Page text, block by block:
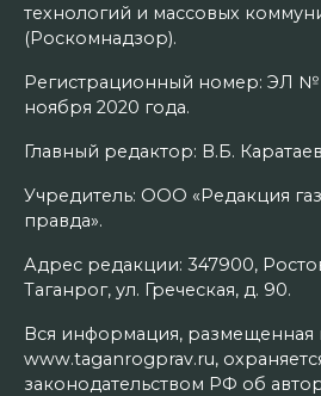
технологий и массовых
(Роскомнадзор).
Регистрационный номер: ЭЛ №
ноября 2020 года.
Главный редактор: В.Б.
Учредитель: ООО «Редакция
правда».
Адрес редакции: 347900,
Таганрог, ул. Греческая, д. 90.
Вся информация, размещенная
www.taganrogprav.ru,
законодательством РФ об